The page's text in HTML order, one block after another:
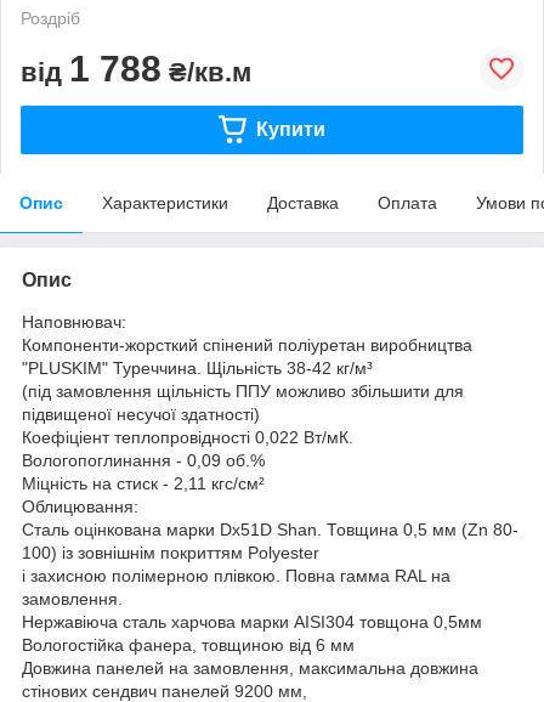
Роздріб
від 1 788 ₴/кв.м
Купити
Опис Характеристики Доставка Оплата Умови
Опис
Наповнювач:
Компоненти-жорсткий спінений поліуретан виробництва
"PLUSKIM" Туреччина. Щільність 38-42 кг/м³
(під замовлення щільність ППУ можливо збільшити для
підвищеної несучої здатності)
Коефіціент теплопровідності 0,022 Вт/мК.
Вологопоглинання - 0,09 об.%
Міцність на стиск - 2,11 кгс/см²
Облицювання:
Сталь оцінкована марки Dx51D Shan. Товщина 0,5 мм (Zn 80-
100) із зовнішнім покриттям Polyester
і захисною полімерною плівкою. Повна гамма RAL на
замовлення.
Нержавіюча сталь харчова марки AISI304 товщона 0,5мм
Вологостійка фанера, товщиною від 6 мм
Довжина панелей на замовлення, максимальна довжина
стінових сендвич панелей 9200 мм,